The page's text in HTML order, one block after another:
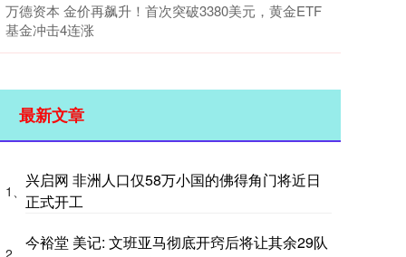
万德资本 金价再飙升！首次突破3380美元，黄金ETF
基金冲击4连涨
最新文章
1、
兴启网 非洲人口仅58万小国的佛得角门将近日
正式开工
2、
今裕堂 美记: 文班亚马彻底开窍后将让其余29队